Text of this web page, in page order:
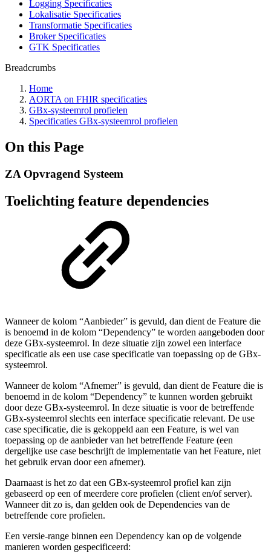
Logging Specificaties
Lokalisatie Specificaties
Transformatie Specificaties
Broker Specificaties
GTK Specificaties
Breadcrumbs
Home
AORTA on FHIR specificaties
GBx-systeemrol profielen
Specificaties GBx-systeemrol profielen
On this Page
ZA Opvragend Systeem
Toelichting feature dependencies
Wanneer de kolom “Aanbieder” is gevuld, dan dient de Feature die
is benoemd in de kolom “Dependency” te worden aangeboden door
deze GBx-systeemrol. In deze situatie zijn zowel een interface
specificatie als een use case specificatie van toepassing op de GBx-
systeemrol.
Wanneer de kolom “Afnemer” is gevuld, dan dient de Feature die is
benoemd in de kolom “Dependency” te kunnen worden gebruikt
door deze GBx-systeemrol. In deze situatie is voor de betreffende
GBx-systeemrol slechts een interface specificatie relevant. De use
case specificatie, die is gekoppeld aan een Feature, is wel van
toepassing op de aanbieder van het betreffende Feature (een
dergelijke use case beschrijft de implementatie van het Feature, niet
het gebruik ervan door een afnemer).
Daarnaast is het zo dat een GBx-systeemrol profiel kan zijn
gebaseerd op een of meerdere core profielen (client en/of server).
Wanneer dit zo is, dan gelden ook de Dependencies van de
betreffende core profielen.
Een versie-range binnen een Dependency kan op de volgende
manieren worden gespecificeerd: